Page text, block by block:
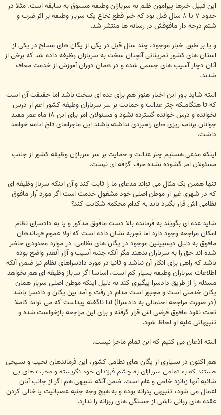
این قبیل خبرها پیرامون ظلم به سربازان وظیفه مسبوق به سابقه است. مثلا در
حدود ۷ یا ۸ سال قبل بود که خبر قطع نخاع یک سرباز وظیفه بر اثر ضرب و
شتم درجه دار مافوقش در رسانه ها منتشر شد.
و یا بر طبق اخبار موجود، چند سال قبل در یکی از یگان های مسلح در یکی از
استان های کشور تمریناتی آنچنان سخت به سربازان وظیفه داده شد که برخی از
آنان دچار آسیب های جسمی شده و در همان دوران آموزش از خدمت معاف
شدند.
البته شاید باور این اخبار هنوز هم برای عده ای سخت باشد اما حقیقت آن است
که تا هنگامیکه چتر عدالت و حمایت بر سر سربازان وظیفه کشور اعم از درس
نخوانده و درس خوانده گسترده نشود و مسئولان امر برای این ۱۸ ماه عمر مفید
جوانان برنامه ریزی های راهبردی نداشته باشند این ماجراهای تلخ ادامه خواهد
داشت.
اینکه مدعی هستیم چتر عدالت و حمایت بر سر سربازان وظیفه کشور از جانب
مسئولان امر گشوده نشده حرف گزافه ای نیست.
تنها همین یک مثال می تواند مدعای ما را ثابت کند و آن اینکه سرباز وظیفه ای
که در شهری غیر از موطن اصلی خود مشغول خدمت است اگر مورد آزار مافوق
نظامی اش قرار بگیرد باید به کدام محکمه شکایت کند؟
شاید عده ای بگویند به فرمانده بالا دست مافوق مذکور و یا به دادسرای نظام
امکان مراجعه وجود دارد اما تجربه نشان داده است که اولا عموم فرماندهان
مافوق به دلیل دیسیپلین موجود در یگان های نظامی، در موارد معدودی حاضر
شده اند حق را به سربازان بدهند مگر آنکه جنبه آسیب و آزار آنقدر واضح بوده
باشد که راهی برای انکار آن نباشد و ثانیا در مورد دادسراهای نظام نیز ضمن آنکه
اطلاعات سربازان وظیفه بسیار کم است، اساسا اگر سرباز وظیفه ای هم بخواهد
مسئله را از طریق دادسرا پیگیری کند به دلیل اینکه موطن اصلی سرباز همان
یگان خدمتی است و مجبور است مدام در رفت و آمد بین یگان و دادسرا باشد
(در صورت مراجعه احتمالی به دادسرا!) لذا ناگفته پیداست که می تواند کاملا
تحت نفوذ مافوق فرضی اش قرار گرفته و برای این مراجعه بازخواست شده و
تنبیهاتی علیه او لحاظ شود.
البته اذعان می کنیم که این تمام ماجرا نیست.
هم اکنون در بسیاری از یگان های نظامی کشور، این فرماندهان نجیب و بسیجی
هستند که به تمامی سربازان به چشم فرزندان خود نگریسته و محبت های بی
شائبه آنها زبانزد خاص و عام است. ضمن آنکه تنبیهی هم اگر از جانب آنان
اعمال می شود، تنبیهی پدرانه بوده و به هیچ وجه جنبه عصبانیت یا خالی کردن
عقده های روانی ناشی از خستگی های روزانه را ندارد.